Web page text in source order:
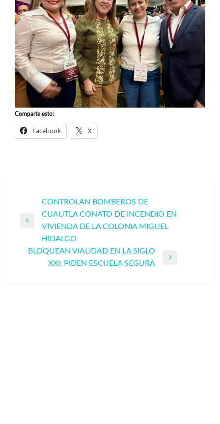
Comparte esto:
Facebook X
Navegación
de
entradas
Entrada
anterior
CONTROLAN BOMBEROS DE
CUAUTLA CONATO DE INCENDIO EN
VIVIENDA DE LA COLONIA MIGUEL
HIDALGO
BLOQUEAN VIALIDAD EN LA SIGLO
XXI; PIDEN ESCUELA SEGURA